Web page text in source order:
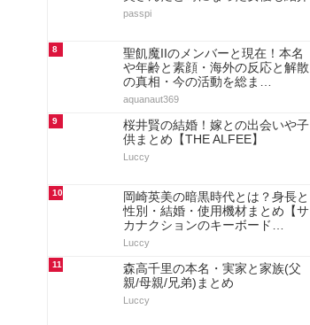
passpi
8
聖飢魔IIのメンバーと現在！本名
や年齢と素顔・海外の反応と解散
の真相・今の活動を総ま…
aquanaut369
9
桜井賢の結婚！嫁との出会いや子
供まとめ【THE ALFEE】
Luccy
10
岡崎英美の暗黒時代とは？身長と
性別・結婚・使用機材まとめ【サ
カナクションのキーボード…
Luccy
11
森高千里の本名・実家と家族(父
親/母親/兄弟)まとめ
Luccy